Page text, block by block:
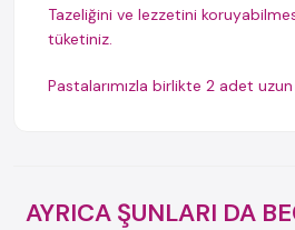
Tazeliğini ve lezzetini
tüketiniz.
Pastalarımızla birlikte 2 adet
AYRICA ŞUNLARI DA